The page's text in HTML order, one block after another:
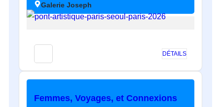
Galerie Joseph
DÉTAILS
Femmes, Voyages, et Connexions